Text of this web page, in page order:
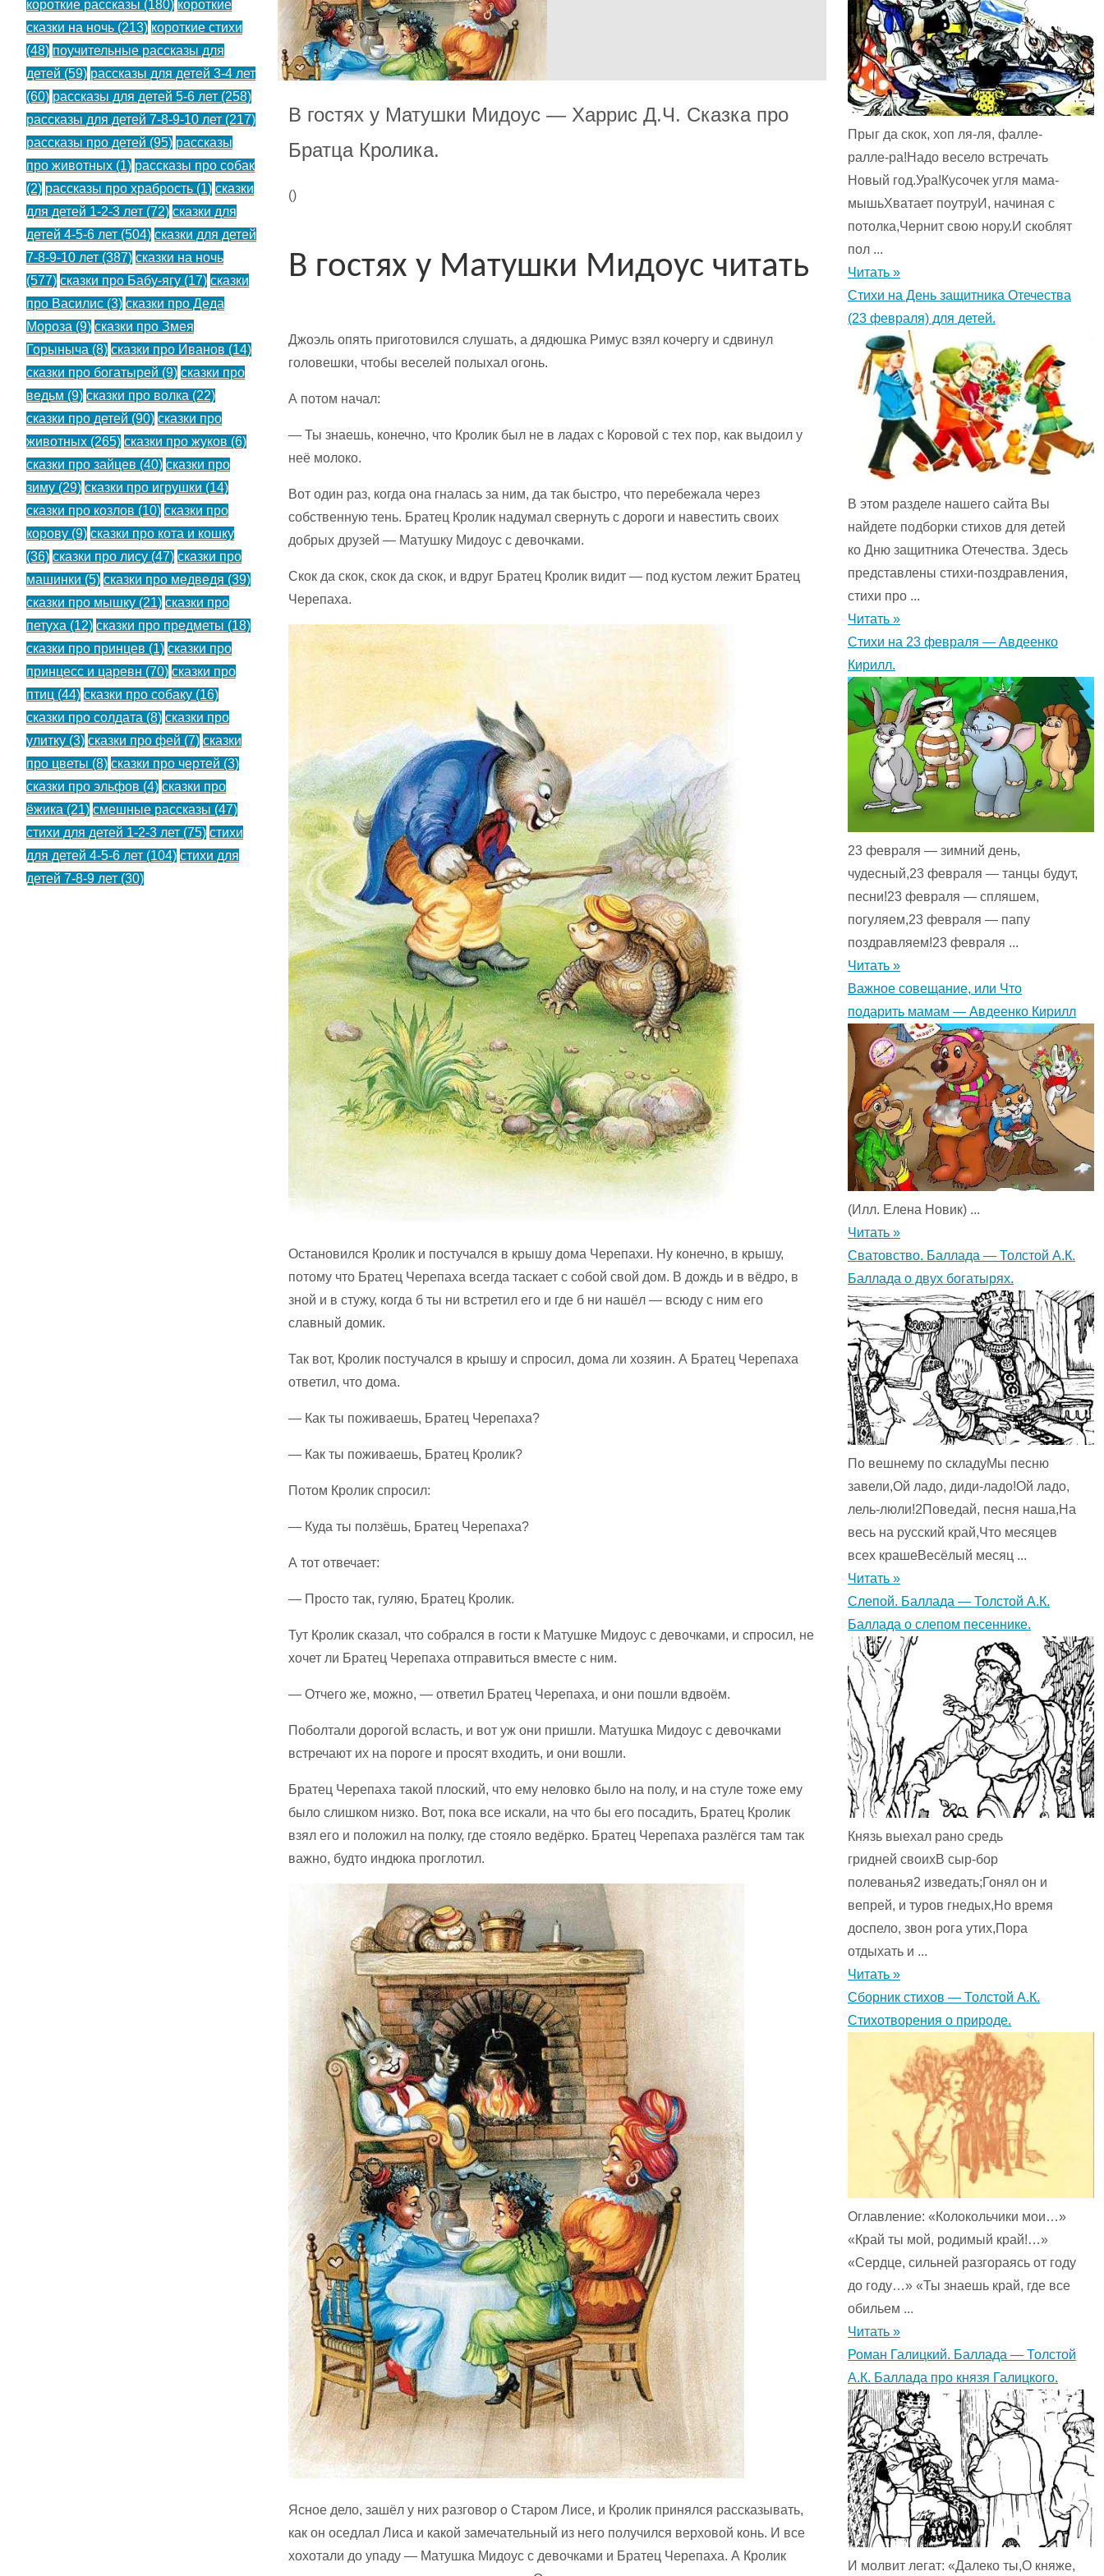
В гостях у Матушки Мидоус — Харрис Д.Ч. Сказка про
Братца Кролика.
()
В гостях у Матушки Мидоус читать
Джоэль опять приготовился слушать, а дядюшка Римус взял кочергу и сдвинул
головешки, чтобы веселей полыхал огонь.
А потом начал:
— Ты знаешь, конечно, что Кролик был не в ладах с Коровой с тех пор, как выдоил у
неё молоко.
Вот один раз, когда она гналась за ним, да так быстро, что перебежала через
собственную тень. Братец Кролик надумал свернуть с дороги и навестить своих
добрых друзей — Матушку Мидоус с девочками.
Скок да скок, скок да скок, и вдруг Братец Кролик видит — под кустом лежит Братец
Черепаха.
Остановился Кролик и постучался в крышу дома Черепахи. Ну конечно, в крышу,
потому что Братец Черепаха всегда таскает с собой свой дом. В дождь и в вёдро, в
зной и в стужу, когда б ты ни встретил его и где б ни нашёл — всюду с ним его
славный домик.
Так вот, Кролик постучался в крышу и спросил, дома ли хозяин. А Братец Черепаха
ответил, что дома.
— Как ты поживаешь, Братец Черепаха?
— Как ты поживаешь, Братец Кролик?
Потом Кролик спросил:
— Куда ты ползёшь, Братец Черепаха?
А тот отвечает:
— Просто так, гуляю, Братец Кролик.
Тут Кролик сказал, что собрался в гости к Матушке Мидоус с девочками, и спросил, не
хочет ли Братец Черепаха отправиться вместе с ним.
— Отчего же, можно, — ответил Братец Черепаха, и они пошли вдвоём.
Поболтали дорогой всласть, и вот уж они пришли. Матушка Мидоус с девочками
встречают их на пороге и просят входить, и они вошли.
Братец Черепаха такой плоский, что ему неловко было на полу, и на стуле тоже ему
было слишком низко. Вот, пока все искали, на что бы его посадить, Братец Кролик
взял его и положил на полку, где стояло ведёрко. Братец Черепаха разлёгся там так
важно, будто индюка проглотил.
Ясное дело, зашёл у них разговор о Старом Лисе, и Кролик принялся рассказывать,
как он оседлал Лиса и какой замечательный из него получился верховой конь. И все
хохотали до упаду — Матушка Мидоус с девочками и Братец Черепаха. А Кролик
короткие рассказы (180) короткие
сказки на ночь (213) короткие стихи
(48) поучительные рассказы для
детей (59) рассказы для детей 3-4 лет
(60) рассказы для детей 5-6 лет (258)
рассказы для детей 7-8-9-10 лет (217)
рассказы про детей (95) рассказы
про животных (1) рассказы про собак
(2) рассказы про храбрость (1) сказки
для детей 1-2-3 лет (72) сказки для
детей 4-5-6 лет (504) сказки для детей
7-8-9-10 лет (387) сказки на ночь
(577) сказки про Бабу-ягу (17) сказки
про Василис (3) сказки про Деда
Мороза (9) сказки про Змея
Горыныча (8) сказки про Иванов (14)
сказки про богатырей (9) сказки про
ведьм (9) сказки про волка (22)
сказки про детей (90) сказки про
животных (265) сказки про жуков (6)
сказки про зайцев (40) сказки про
зиму (29) сказки про игрушки (14)
сказки про козлов (10) сказки про
корову (9) сказки про кота и кошку
(36) сказки про лису (47) сказки про
машинки (5) сказки про медведя (39)
сказки про мышку (21) сказки про
петуха (12) сказки про предметы (18)
сказки про принцев (1) сказки про
принцесс и царевн (70) сказки про
птиц (44) сказки про собаку (16)
сказки про солдата (8) сказки про
улитку (3) сказки про фей (7) сказки
про цветы (8) сказки про чертей (3)
сказки про эльфов (4) сказки про
ёжика (21) смешные рассказы (47)
стихи для детей 1-2-3 лет (75) стихи
для детей 4-5-6 лет (104) стихи для
детей 7-8-9 лет (30)
Прыг да скок, хоп ля-ля, фалле-
ралле-ра!Надо весело встречать
Новый год.Ура!Кусочек угля мама-
мышьХватает поутруИ, начиная с
потолка,Чернит свою нору.И скоблят
пол ...
Читать »
Стихи на День защитника Отечества
(23 февраля) для детей.
В этом разделе нашего сайта Вы
найдете подборки стихов для детей
ко Дню защитника Отечества. Здесь
представлены стихи-поздравления,
стихи про ...
Читать »
Стихи на 23 февраля — Авдеенко
Кирилл.
23 февраля — зимний день,
чудесный,23 февраля — танцы будут,
песни!23 февраля — спляшем,
погуляем,23 февраля — папу
поздравляем!23 февраля ...
Читать »
Важное совещание, или Что
подарить мамам — Авдеенко Кирилл
(Илл. Елена Новик) ...
Читать »
Сватовство. Баллада — Толстой А.К.
Баллада о двух богатырях.
По вешнему по складуМы песню
завели,Ой ладо, диди-ладо!Ой ладо,
лель-люли!2Поведай, песня наша,На
весь на русский край,Что месяцев
всех крашеВесёлый месяц ...
Читать »
Слепой. Баллада — Толстой А.К.
Баллада о слепом песеннике.
Князь выехал рано средь
гридней своихВ сыр-бор
полеванья2 изведать;Гонял он и
вепрей, и туров гнедых,Но время
доспело, звон рога утих,Пора
отдыхать и ...
Читать »
Сборник стихов — Толстой А.К.
Стихотворения о природе.
Оглавление: «Колокольчики мои…»
«Край ты мой, родимый край!…»
«Сердце, сильней разгораясь от году
до году…» «Ты знаешь край, где все
обильем ...
Читать »
Роман Галицкий. Баллада — Толстой
А.К. Баллада про князя Галицкого.
И молвит легат: «Далеко ты,О княже,